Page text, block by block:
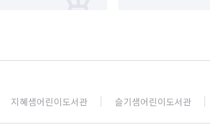
지혜샘어린이도서관 슬기샘어린이도서관